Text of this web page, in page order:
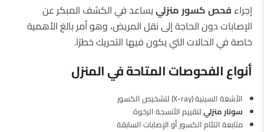
إجراءفحصكسور منزلييساعد في الكشف المبكر عن
الإصابات دون الحاجة إلى نقل المريض، وهو أمر بالغ الأهمية
خاصة في الحالات التي يكون فيها التحريك خطرًا.
أنواعالفحوصاتالمتاحةفيالمنزل
الأشعة السينية (X-ray) لتشخيص الكسور
سونار منزليلتقييم الأنسجة الرخوة
متابعة التئام الكسور أو الإصابات السابقة